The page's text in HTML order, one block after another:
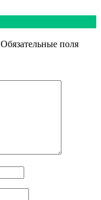
Обязательные поля